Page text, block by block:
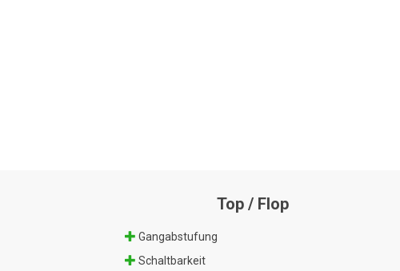
Top / Flop
Gangabstufung
Schaltbarkeit